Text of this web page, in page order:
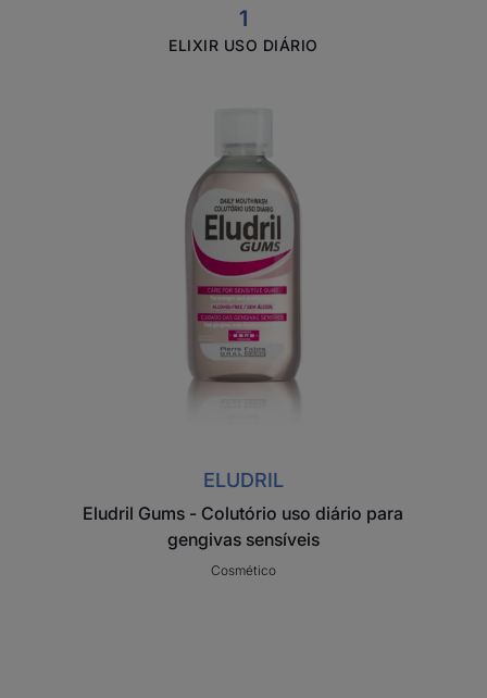
1
Eludril
uso
diário
para
gengivas
sensíveis
ELIXIR USO DIÁRIO
ELUDRIL
Eludril Gums - Colutório uso diário para
gengivas sensíveis
Cosmético